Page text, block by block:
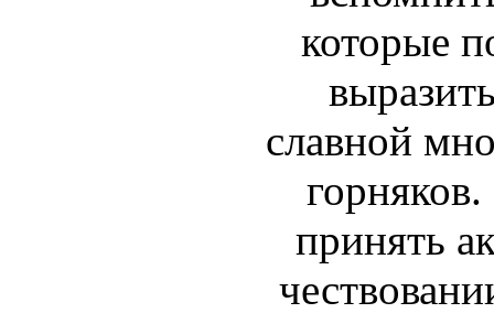
которые
славной
принять